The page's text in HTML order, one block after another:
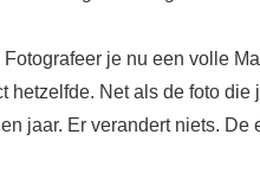
je nu een volle
hetzelfde. Net als de foto die
jaar. Er verandert niets. De